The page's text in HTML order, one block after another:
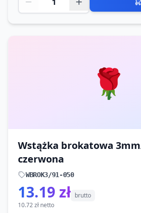
🌹
Wstążka brokatowa
czerwona
WBROK3/91-050
13.19 zł brutto
10.72 zł netto